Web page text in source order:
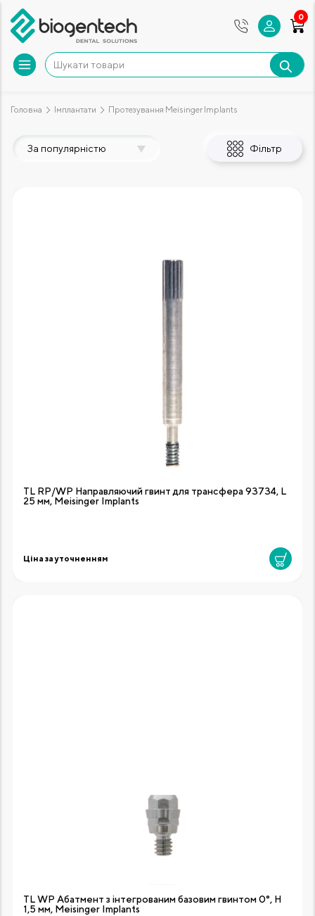
0
Головна Імплантати Протезування Meisinger Implants
За популярністю Фільтр
TL RP/WP Направляючий гвинт для трансфера 93734, L
25 мм, Meisinger Implants
Ціна за уточненням
TL WP Абатмент з інтегрованим базовим гвинтом 0°, H
1,5 мм, Meisinger Implants